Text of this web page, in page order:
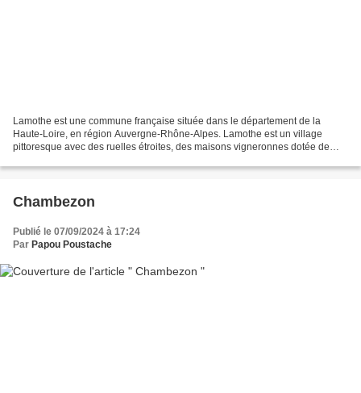
Lamothe est une commune française située dans le département de la
Haute-Loire, en région Auvergne-Rhône-Alpes. Lamothe est un village
pittoresque avec des ruelles étroites, des maisons vigneronnes dotée de
Chambezon
Publié le 07/09/2024 à 17:24
Par Papou Poustache